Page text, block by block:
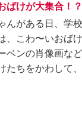
ばけが大集合！？
んがある日、学
、こわ〜いおば
ベンの肖像画な
たちをかわして